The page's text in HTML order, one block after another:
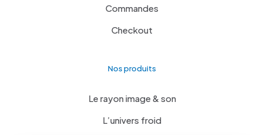
Commandes
Checkout
Nos produits
Le rayon image & son
L’univers froid